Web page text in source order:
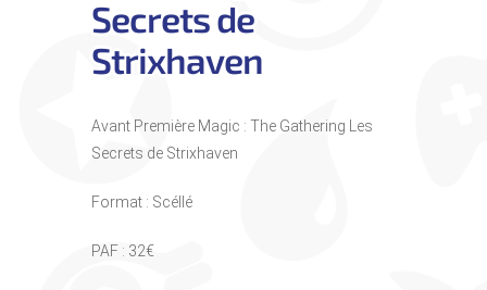
Secrets de
Strixhaven
Avant Première Magic : The Gathering Les
Secrets de Strixhaven
Format : Scéllé
PAF : 32€